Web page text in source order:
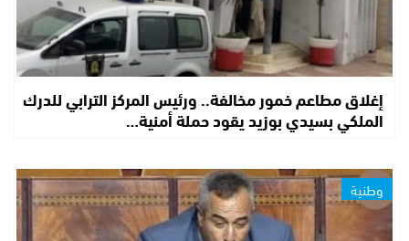
إغلاق مطاعم خمور مخالفة.. ورئيس المركز الترابي للدرك
الملكي بسيدي بوزيد يقود حملة أمنية…
وطنية